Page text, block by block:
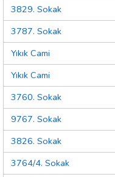
3829. Sokak
3787. Sokak
Yıkık Cami
Yıkık Cami
3760. Sokak
9767. Sokak
3826. Sokak
3764/4. Sokak